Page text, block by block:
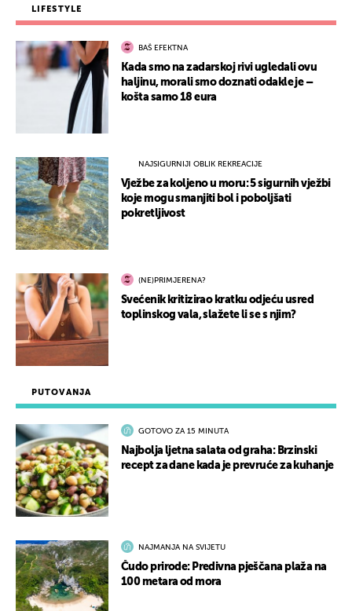
PUTOVANJA
GOTOVO ZA 15 MINUTA
Najbolja ljetna salata od graha: Brzinski
recept za dane kada je prevruće za kuhanje
NAJMANJA NA SVIJETU
Čudo prirode: Predivna pješčana plaža na
100 metara od mora
LIFESTYLE
BAŠ EFEKTNA
Kada smo na zadarskoj rivi ugledali ovu
haljinu, morali smo doznati odakle je –
košta samo 18 eura
NAJSIGURNIJI OBLIK REKREACIJE
Vježbe za koljeno u moru: 5 sigurnih vježbi
koje mogu smanjiti bol i poboljšati
pokretljivost
(NE)PRIMJERENA?
Svećenik kritizirao kratku odjeću usred
toplinskog vala, slažete li se s njim?